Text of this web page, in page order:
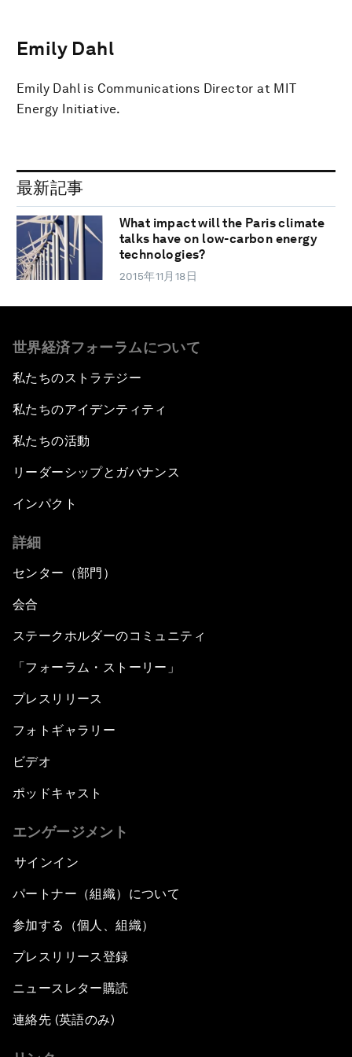
Emily Dahl
Emily Dahl is Communications Director at MIT
Energy Initiative.
最新記事
What impact will the Paris climate
talks have on low-carbon energy
technologies?
2015年11月18日
世界経済フォーラムについて
私たちのストラテジー
私たちのアイデンティティ
私たちの活動
リーダーシップとガバナンス
インパクト
詳細
センター（部門）
会合
ステークホルダーのコミュニティ
「フォーラム・ストーリー」
プレスリリース
フォトギャラリー
ビデオ
ポッドキャスト
エンゲージメント
サインイン
パートナー（組織）について
参加する（個人、組織）
プレスリリース登録
ニュースレター購読
連絡先 (英語のみ)